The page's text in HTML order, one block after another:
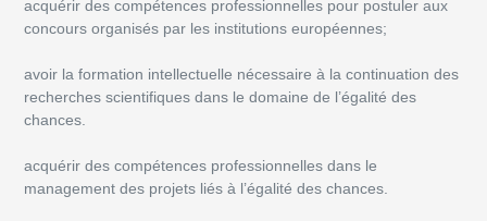
acquérir des compétences professionnelles pour postuler aux
concours organisés par les institutions européennes;
avoir la formation intellectuelle nécessaire à la continuation des
recherches scientifiques dans le domaine de l’égalité des
chances.
acquérir des compétences professionnelles dans le
management des projets liés à l’égalité des chances.